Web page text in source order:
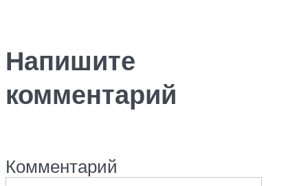
Напишите
комментарий
Комментарий